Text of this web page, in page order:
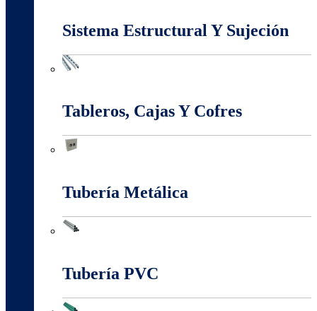
Sistema Estructural Y Sujeción
Tableros, Cajas Y Cofres
Tubería Metálica
Tubería PVC